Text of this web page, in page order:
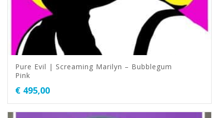
Pure Evil | Screaming Marilyn – Bubblegum
Pink
€ 495,00